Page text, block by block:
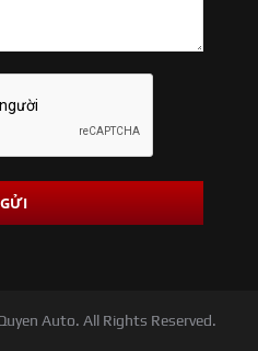
Auto. All Rights Reserved.